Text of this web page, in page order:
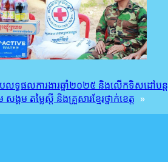
ទ្ធផលការងារឆ្នាំ២០២៥ និងលើកទិសដៅបន្ត
តម្លៃស្តី និងគ្រួសារខ្មែរថ្នាក់ខេត្ត »